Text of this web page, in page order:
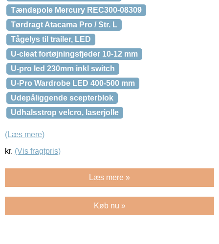
Tændspole Mercury REC300-08309
Tørdragt Atacama Pro / Str. L
Tågelys til trailer, LED
U-cleat fortøjningsfjeder 10-12 mm
U-pro led 230mm inkl switch
U-Pro Wardrobe LED 400-500 mm
Udepåliggende scepterblok
Udhalsstrop velcro, laserjolle
(Læs mere)
kr. (Vis fragtpris)
Læs mere »
Køb nu »